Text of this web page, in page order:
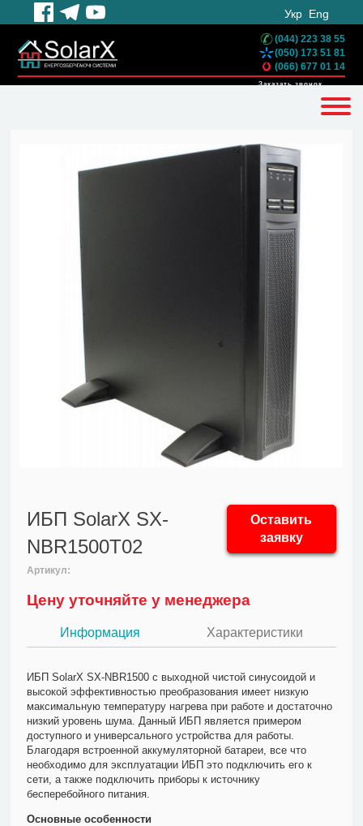
Укр Eng
(044) 223 38 55
(050) 173 51 81
(066) 677 01 14
Заказать звонок
ИБП SolarX SX-
NBR1500T02
Оставить
заявку
Артикул:
Цену уточняйте у менеджера
Информация Характеристики
ИБП SolarX SX-NBR1500 с выходной чистой синусоидой и
высокой эффективностью преобразования имеет низкую
максимальную температуру нагрева при работе и достаточно
низкий уровень шума. Данный ИБП является примером
доступного и универсального устройства для работы.
Благодаря встроенной аккумуляторной батареи, все что
необходимо для эксплуатации ИБП это подключить его к
сети, а также подключить приборы к источнику
бесперебойного питания.
Основные особенности